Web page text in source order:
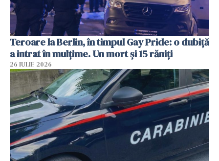
Teroare la Berlin, în timpul Gay Pride: o dubiță
a intrat în mulțime. Un mort și 15 răniți
26 IULIE 2026